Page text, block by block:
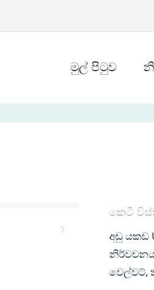
මුල් පිටුව
කෙටි
අඩු යකඩ
නිර්වචනය
වෙල්වට්,